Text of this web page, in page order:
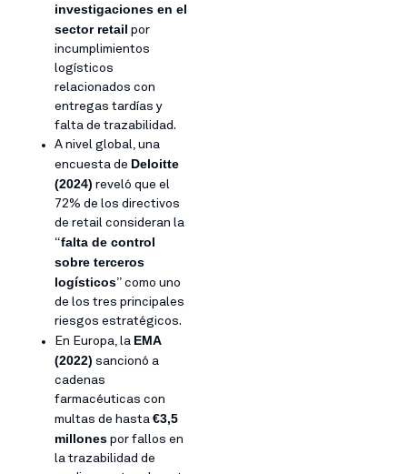
investigaciones en el
sector retail por
incumplimientos
logísticos
relacionados con
entregas tardías y
falta de trazabilidad.
A nivel global, una
encuesta de Deloitte
(2024) reveló que el
72% de los directivos
de retail consideran la
“falta de control
sobre terceros
logísticos” como uno
de los tres principales
riesgos estratégicos.
En Europa, la EMA
(2022) sancionó a
cadenas
farmacéuticas con
multas de hasta €3,5
millones por fallos en
la trazabilidad de